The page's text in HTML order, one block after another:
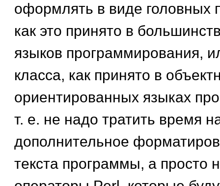
оформлять в виде головных
как это принято в
языков программирования,
класса, как принято в
ориентированных языках
т. е. не надо тратить время
дополнительное
текста программы, а просто